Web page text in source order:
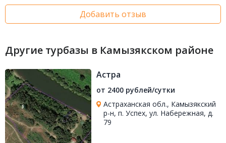
Добавить отзыв
Другие турбазы в Камызякском районе
Астра
от 2400 рублей/сутки
Астраханская обл., Камызякский
р-н, п. Успех, ул. Набережная, д.
79